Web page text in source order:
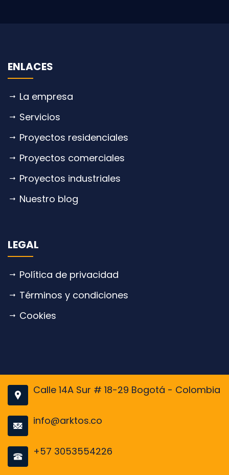
ENLACES
La empresa
Servicios
Proyectos residenciales
Proyectos comerciales
Proyectos industriales
Nuestro blog
LEGAL
Política de privacidad
Términos y condiciones
Cookies
Calle 14A Sur # 18-29 Bogotá - Colombia
info@arktos.co
+57 3053554226